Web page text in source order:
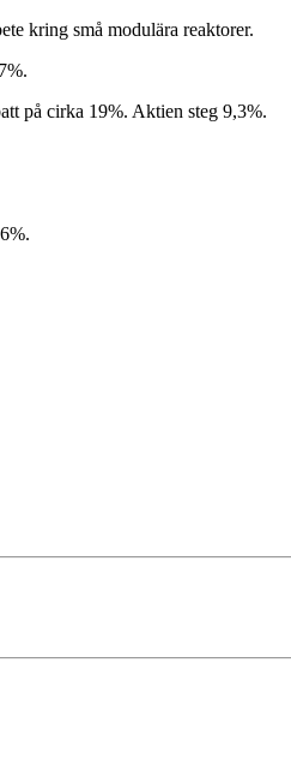
kring små modulära reaktorer.
på cirka 19%. Aktien steg 9,3%.